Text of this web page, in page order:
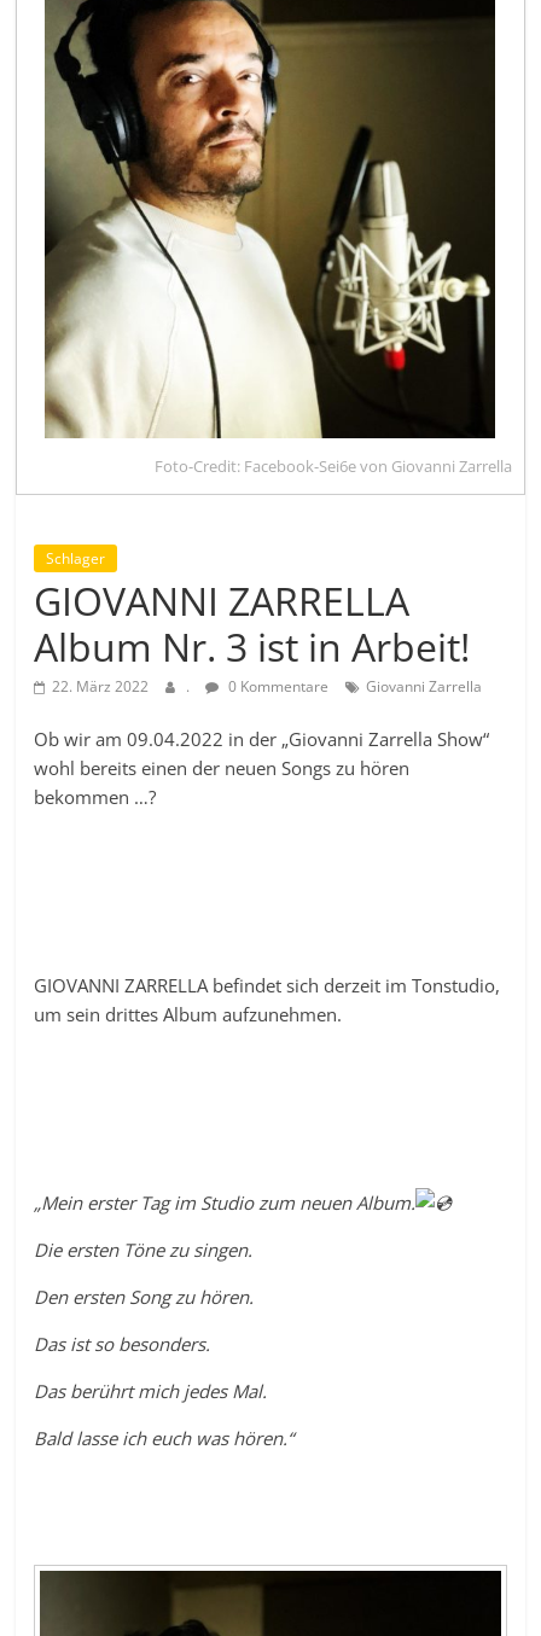
Foto-Credit: Facebook-Sei6e von Giovanni Zarrella
Schlager
GIOVANNI ZARRELLA
Album Nr. 3 ist in Arbeit!
22. März 2022 . 0 Kommentare Giovanni Zarrella
Ob wir am 09.04.2022 in der „Giovanni Zarrella Show“
wohl bereits einen der neuen Songs zu hören
bekommen …?
GIOVANNI ZARRELLA befindet sich derzeit im Tonstudio,
um sein drittes Album aufzunehmen.
„Mein erster Tag im Studio zum neuen Album.
Die ersten Töne zu singen.
Den ersten Song zu hören.
Das ist so besonders.
Das berührt mich jedes Mal.
Bald lasse ich euch was hören.“